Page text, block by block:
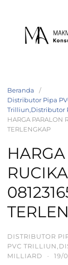
Beranda
Distributor Pipa
Trilliun,Distributor
HARGA PARALON
TERLENGKAP
DISTRIBUTOR
PVC
MILLIARD
· 19/